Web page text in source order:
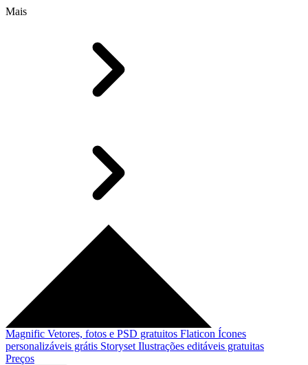
Mais
Magnific Vetores, fotos e PSD gratuitos Flaticon Ícones
personalizáveis grátis Storyset Ilustrações editáveis gratuitas
Preços